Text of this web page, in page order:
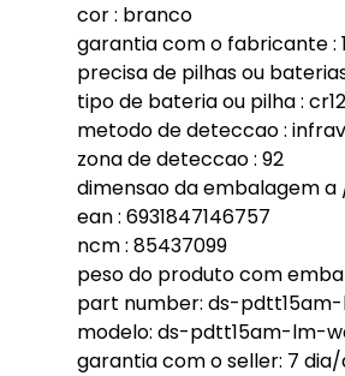
cor : branco
garantia com o fabricante :
precisa de pilhas ou
tipo de bateria ou pilha :
metodo de deteccao :
zona de deteccao : 92
dimensao da embalagem
ean : 6931847146757
ncm : 85437099
peso do produto com
part number: ds-
modelo: ds-pdtt15am-lm-
garantia com o seller: 7 dia/